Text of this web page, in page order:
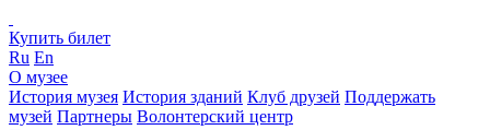
Купить билет
Ru En
О музее
История музея История зданий Клуб друзей Поддержать
музей Партнеры Волонтерский центр